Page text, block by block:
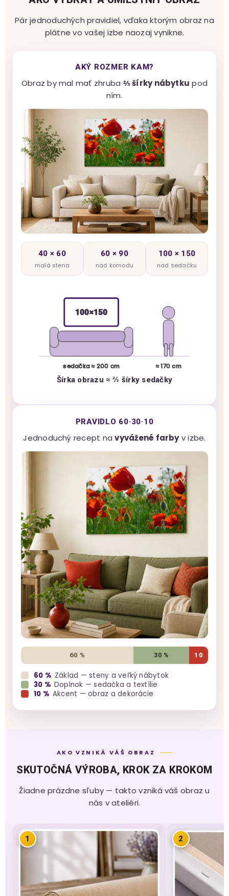
Pár jednoduchých pravidiel, vďaka ktorým obraz na
plátne vo vašej izbe naozaj vynikne.
AKÝ ROZMER KAM?
Obraz by mal mať zhruba ⅔ šírky nábytku pod
ním.
40 × 60
malá stena
60 × 90
nad komodu
100 × 150
nad sedačku
100×150
sedačka ≈ 200 cm ≈ 170 cm
Šírka obrazu ≈ ⅔ šírky sedačky
PRAVIDLO 60·30·10
Jednoduchý recept navyvážené farbyv izbe.
60 % 30 % 10
60 % Základ — steny a veľký nábytok
30 % Doplnok — sedačka a textílie
10 % Akcent — obraz a dekorácie
AKO VZNIKÁ VÁŠ OBRAZ
SKUTOČNÁ VÝROBA, KROK ZA KROKOM
Žiadne prázdne sľuby — takto vzniká váš obraz u
nás v ateliéri.
1 2